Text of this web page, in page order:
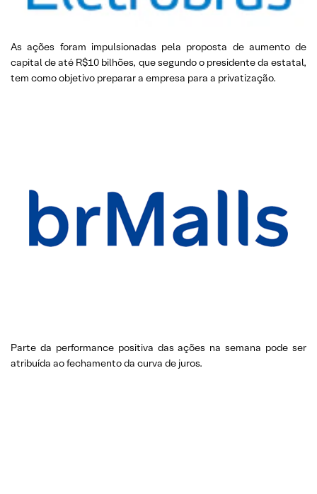
As ações foram impulsionadas pela proposta de aumento de
capital de até R$10 bilhões, que segundo o presidente da estatal,
tem como objetivo preparar a empresa para a privatização.
Parte da performance positiva das ações na semana pode ser
atribuída ao fechamento da curva de juros.